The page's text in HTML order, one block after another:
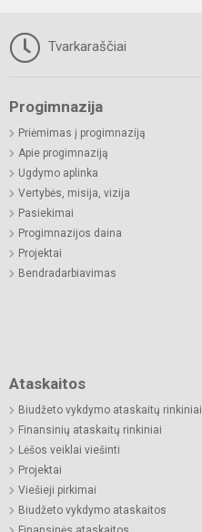
Tvarkaraščiai
Progimnazija
Priėmimas į progimnaziją
Apie progimnaziją
Ugdymo aplinka
Vertybės, misija, vizija
Pasiekimai
Progimnazijos daina
Projektai
Bendradarbiavimas
Ataskaitos
Biudžeto vykdymo ataskaitų rinkiniai
Finansinių ataskaitų rinkiniai
Lėšos veiklai viešinti
Projektai
Viešieji pirkimai
Biudžeto vykdymo ataskaitos